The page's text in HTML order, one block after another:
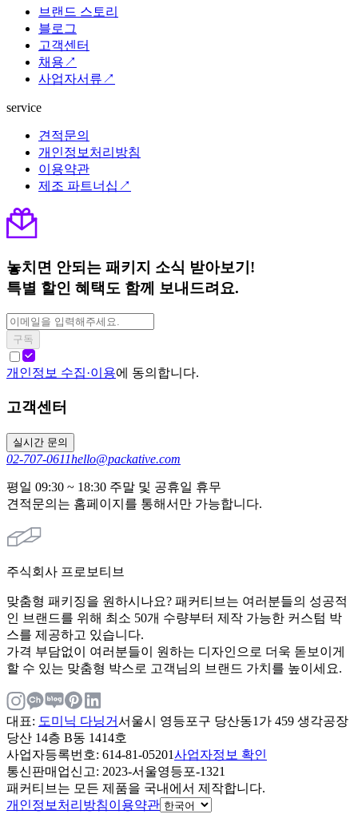
브랜드 스토리
블로그
고객센터
채용↗
사업자서류↗
service
견적문의
개인정보처리방침
이용약관
제조 파트너십↗
놓치면 안되는 패키지 소식 받아보기!
특별 할인 혜택도 함께 보내드려요.
구독
개인정보 수집·이용에 동의합니다.
고객센터
실시간 문의
02-707-0611hello@packative.com
평일 09:30 ~ 18:30 주말 및 공휴일 휴무
견적문의는 홈페이지를 통해서만 가능합니다.
주식회사 프로보티브
맞춤형 패키징을 원하시나요? 패커티브는 여러분들의 성공적
인 브랜드를 위해 최소 50개 수량부터 제작 가능한 커스텀 박
스를 제공하고 있습니다.
가격 부담없이 여러분들이 원하는 디자인으로 더욱 돋보이게
할 수 있는 맞춤형 박스로 고객님의 브랜드 가치를 높이세요.
대표: 도미닉 다닝거서울시 영등포구 당산동1가 459 생각공장
당산 14층 B동 1414호
사업자등록번호: 614-81-05201사업자정보 확인
통신판매업신고: 2023-서울영등포-1321
패커티브는 모든 제품을 국내에서 제작합니다.
개인정보처리방침이용약관